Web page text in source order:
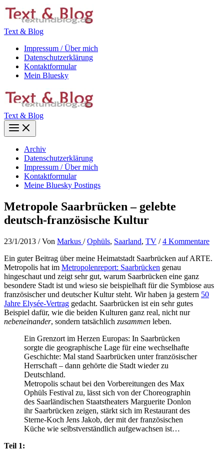
Zum
Inhalt
Text & Blog
Impressum / Über mich
Datenschutzerklärung
Kontaktformular
Mein Bluesky
Text & Blog
Main
Menu
Archiv
Datenschutzerklärung
Impressum / Über mich
Kontaktformular
Meine Bluesky Postings
Metropole Saarbrücken – gelebte
deutsch-französische Kultur
23/1/2013 / Von Markus /Ophüls, Saarland, TV /4 Kommentare
Ein guter Beitrag über meine Heimatstadt Saarbrücken auf ARTE.
Metropolis hat im Metropolenreport: Saarbrücken genau
hingeschaut und zeigt sehr gut, warum Saarbrücken eine ganz
besondere Stadt ist und wieso sie beispielhaft für die Symbiose aus
französischer und deutscher Kultur steht. Wir haben ja gestern 50
Jahre Elysée-Vertrag gedacht. Saarbrücken ist ein sehr gutes
Beispiel dafür, wie die beiden Kulturen ganz real, nicht nur
nebeneinander, sondern tatsächlich zusammen leben.
Ein Grenzort im Herzen Europas: In Saarbrücken
sorgte die geographische Lage für eine wechselhafte
Geschichte: Mal stand Saarbrücken unter französischer
Herrschaft – dann gehörte die Stadt wieder zu
Deutschland.
Metropolis schaut bei den Vorbereitungen des Max
Ophüls Festival zu, lässt sich von der Choreographin
des Saarländischen Staatstheaters Marguerite Donlon
ihr Saarbrücken zeigen, stärkt sich im Restaurant des
Sterne-Koch Jens Jakob, der mit der französischen
Küche wie selbstverständlich aufgewachsen ist…
Teil 1: